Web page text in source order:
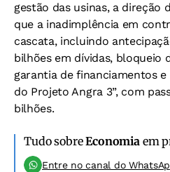
gestão das usinas, a direção
que a inadimplência em
cascata, incluindo
bilhões em dívidas, bloqueio
garantia de financiamentos
do Projeto Angra 3”, com
bilhões.
Tudo sobreEconomiaem
Entre no canal do